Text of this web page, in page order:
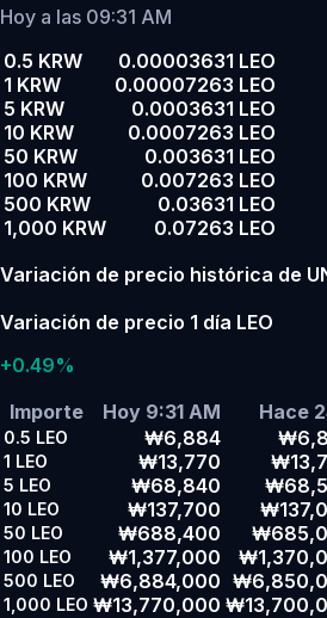
Hoy a las 09:31 AM
0.5 KRW
0.00003631 LEO
1 KRW
0.00007263 LEO
5 KRW
0.0003631 LEO
10 KRW
0.0007263 LEO
50 KRW
0.003631 LEO
100 KRW
0.007263 LEO
500 KRW
0.03631 LEO
1,000 KRW
0.07263 LEO
Variación de precio histórica de
Variación de precio 1 día LEO
+0.49%
Importe
Hoy 9:31 AM Hace
0.5 LEO ₩6,884
1 LEO ₩13,770
5 LEO ₩68,840
10 LEO ₩137,700
50 LEO ₩688,400
100 LEO ₩1,377,000
500 LEO ₩6,884,000
1,000 LEO ₩13,770,000